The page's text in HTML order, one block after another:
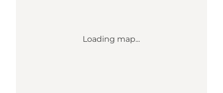
Loading map...